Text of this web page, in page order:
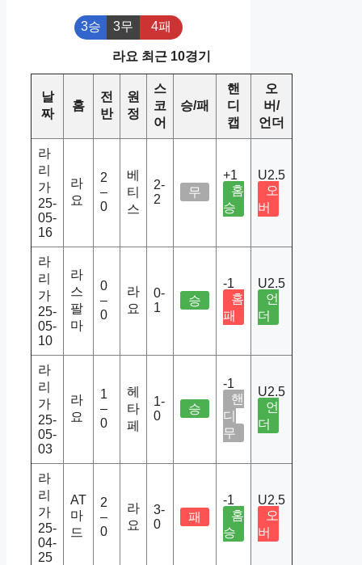
3승 3무 4패
라요 최근 10경기
날
짜
홈
전
반
원
정
스
코
어
승/패
핸
디
캡
오
버/
언더
라
리
가
25-
05-
16
라
요
2
–
0
베
티
스
2-
2
무
+1
홈
승
U2.5
오
버
라
리
가
25-
05-
10
라
스
팔
마
0
–
0
라
요
0-
1
승
-1
홈
패
U2.5
언
더
라
리
가
25-
05-
03
라
요
1
–
0
헤
타
페
1-
0
승
-1
핸
디
무
U2.5
언
더
라
리
가
25-
04-
25
AT
마
드
2
–
0
라
요
3-
0
패
-1
홈
승
U2.5
오
버